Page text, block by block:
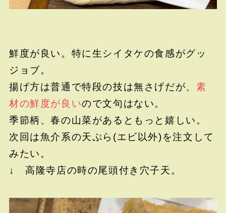
鮮度が良い。特に生シイタケの食感がグッ
ジョブ。
揚げ方は普通で特段の技は無さげだが、 素
材の鮮度が良いので文句はない。
季節柄、春の山菜があるともっと嬉しい。
次回は魚介系の天ぷら(エビ以外)を注文して
みたい。
↓ 高隆寺店の時の尾頭付き穴子天。